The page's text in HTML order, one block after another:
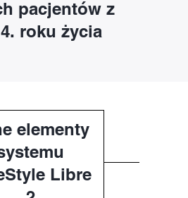
pacjentów z
roku życia
elementy
Libre